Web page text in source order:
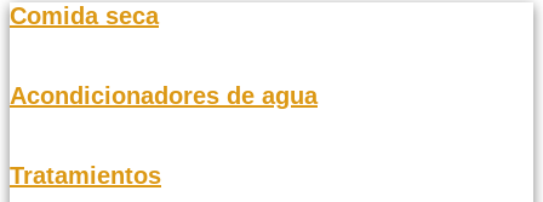
Comida seca
Acondicionadores de agua
Tratamientos